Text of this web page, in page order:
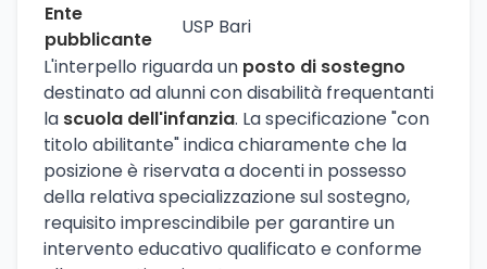
Ente
pubblicante
USP Bari
L'interpello riguarda un posto di sostegno
destinato ad alunni con disabilità frequentanti
la scuola dell'infanzia. La specificazione "con
titolo abilitante" indica chiaramente che la
posizione è riservata a docenti in possesso
della relativa specializzazione sul sostegno,
requisito imprescindibile per garantire un
intervento educativo qualificato e conforme